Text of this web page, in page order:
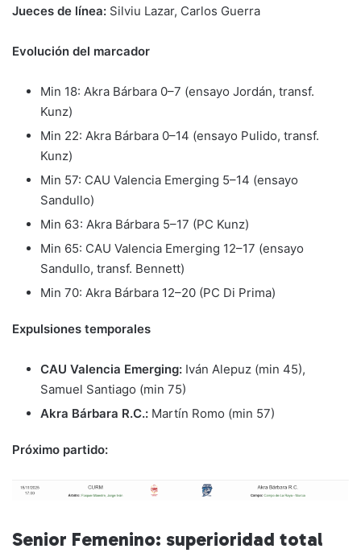
Jueces de línea: Silviu Lazar, Carlos Guerra
Evolución del marcador
Min 18: Akra Bárbara 0–7 (ensayo Jordán, transf.
Kunz)
Min 22: Akra Bárbara 0–14 (ensayo Pulido, transf.
Kunz)
Min 57: CAU Valencia Emerging 5–14 (ensayo
Sandullo)
Min 63: Akra Bárbara 5–17 (PC Kunz)
Min 65: CAU Valencia Emerging 12–17 (ensayo
Sandullo, transf. Bennett)
Min 70: Akra Bárbara 12–20 (PC Di Prima)
Expulsiones temporales
CAU Valencia Emerging: Iván Alepuz (min 45),
Samuel Santiago (min 75)
Akra Bárbara R.C.: Martín Romo (min 57)
Próximo partido:
Senior Femenino: superioridad total